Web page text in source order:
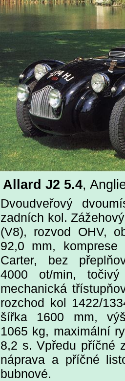
Allard J2 5.4,
Dvoudveřový
zadních kol.
(V8), rozvod OHV,
92,0 mm, komprese
Carter, bez
4000 ot/min,
mechanická
rozchod kol 1422/
šířka 1600 mm,
1065 kg, maximální
8,2 s. Vpředu příčné
náprava a příčné
bubnové.